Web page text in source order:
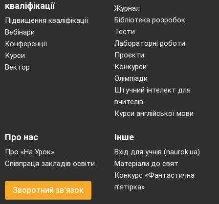
кваліфікації
Підвищення кваліфікації
Вебінари
Конференції
Курси
Вектор
Журнал
Бібліотека розробок
Тести
Лабораторні роботи
Проєкти
Конкурси
Олімпіади
Штучний інтелект для
вчителів
Курси англійської мови
Про нас
Про «На Урок»
Співпраця закладів освіти
Зворотний зв'язок
Інше
Вхід для учнів (naurok.ua)
Матеріали до свят
Конкурс «Фантастична
п’ятірка»